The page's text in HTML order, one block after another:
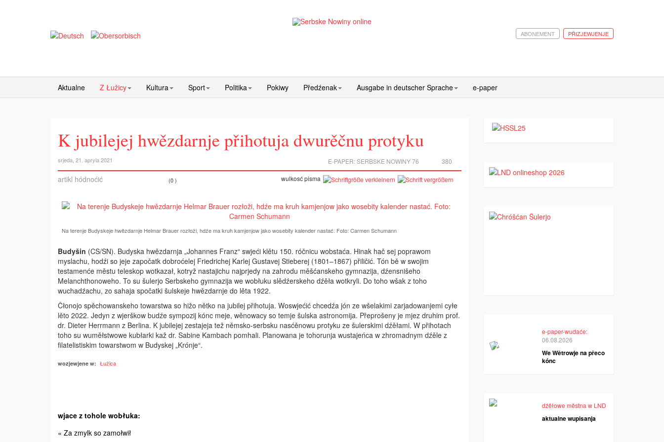
PŘIZJEWJENJE
ABONEMENT
Aktualne Z Łužicy Kultura Sport Politika Pokiwy Předźenak Ausgabe in deutscher Sprache e-paper
K jubilejej hwězdarnje přihotuja dwurěčnu protyku
srjeda, 21. apryla 2021 380
E-PAPER:SERBSKE NOWINY 76
artikl hódnoćić (0 ) wulkosć pisma
Na terenje Budyskeje hwězdarnje Helmar Brauer rozłoži, hdźe ma kruh kamjenjow jako wosebity kalender nastać. Foto: Carmen Schumann
Budyšin (CS/SN). Budyska hwězdarnja „Johannes Franz“ swjeći klětu 150. róčnicu wobstaća. Hinak hač sej poprawom
myslachu, hodźi so jeje započatk dobroćelej Friedrichej Karlej Gustavej Stieberej (1801–1867) přiličić. Tón bě w swojim
testamenće městu teleskop wotkazał, kotryž nastajichu najprjedy na zahrodu měšćanskeho gymnazija, dźens­nišeho
Melanchthonoweho. To su šulerjo Serbskeho gymnazija we wobłuku slědźerskeho dźěła wotkryli. Do toho wšak z toho
wuchadźachu, zo sahaja spočatki šulskeje hwězdarnje do lěta 1922.
Čłonojo spěchowanskeho towarstwa so hižo nětko na jubilej přihotuja. Wo­swjećić chcedźa jón ze wšelakimi za­rjadowanjemi cyłe
lěto 2022. Jedyn z wjerškow budźe sympozij kónc meje, wěnowacy so temje šulska astronomija. Přeprošeny je mjez druhim prof.
dr. ­Dieter Herrmann z Berlina. K jubilejej zestajeja tež němsko-serbsku nasćěnowu protyku ze šulerskimi dźěłami. W přihotach
toho su wuměłstwowe kubłarki kaž dr. Sabine Kambach pomhali. Planowana je tohorunja wustajeńca w zhromadnym dźěle z
filatelistiskim towarstwom w Budyskej „Krónje“.
wozjewjene w: Łužica
wjace z tohole wobłuka:
« Za zmylk so zamołwił
e-paper-wudaće:
06.08.2026
We Wětrowje na přeco
kónc
dźěłowe městna w LND
aktualne wupisanja